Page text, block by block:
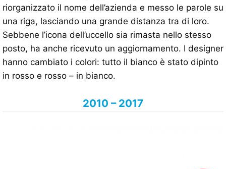
riorganizzato il nome dell’azienda e messo le parole su
una riga, lasciando una grande distanza tra di loro.
Sebbene l’icona dell’uccello sia rimasta nello stesso
posto, ha anche ricevuto un aggiornamento. I designer
hanno cambiato i colori: tutto il bianco è stato dipinto
in rosso e rosso – in bianco.
2010 – 2017